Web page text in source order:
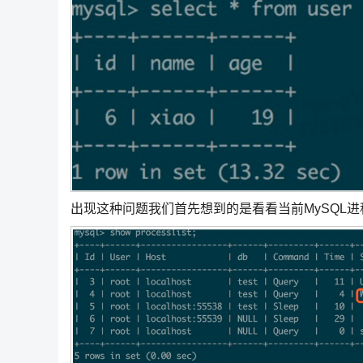
出现这种问题我们首先想到的是看看当前MySQL